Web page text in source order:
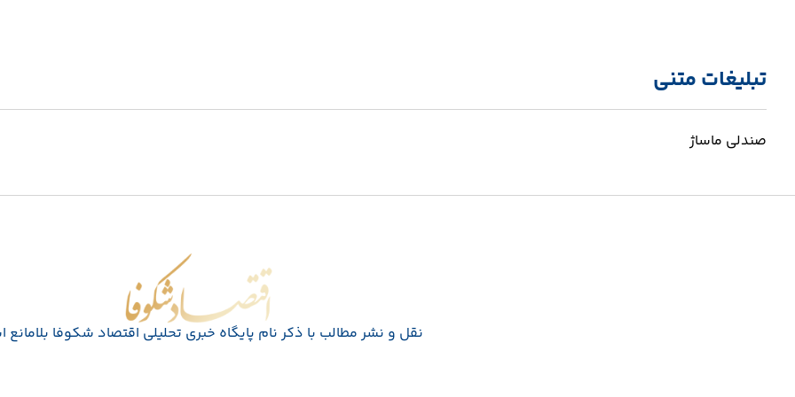
تبلیغات متنی
صندلی ماساژ
اقتصاد شکوفا
نقل و نشر مطالب با ذکر نام پايگاه خبری تحليلی اقتصاد شکوفا